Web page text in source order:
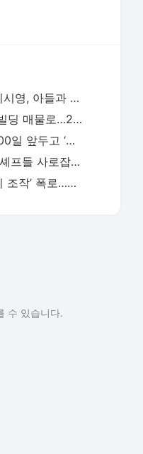
8개월 딸은 국내에 두고…이시영, 아들과 캐나다 한 달살이 근황 ‘눈길’
서장훈, 26년 보유 양재동 빌딩 매물로…28억→450억 껑충
아옳이, ♥한의사 남친과 200일 앞두고 ‘프러포즈급’ 이벤트 공개
“훔치는 방법 밖에” 미슐랭 셰프들 사로잡은 선재스님의 발효 장독대(어서와 한국은 처음이지
고영욱, 이번엔 이상민 ‘나이 조작’ 폭로…끊임없는 연예인 저격 ‘구설’
수 있습니다.